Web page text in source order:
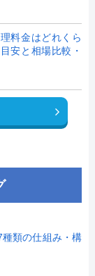
料金はどれくら
安と相場比較・
類の仕組み・構